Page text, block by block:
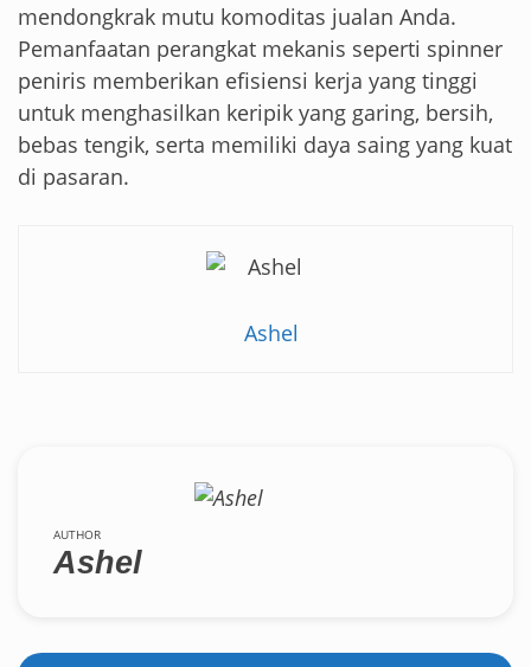
mendongkrak mutu komoditas jualan Anda.
Pemanfaatan perangkat mekanis seperti spinner
peniris memberikan efisiensi kerja yang tinggi
untuk menghasilkan keripik yang garing, bersih,
bebas tengik, serta memiliki daya saing yang kuat
di pasaran.
Ashel
AUTHOR
Ashel